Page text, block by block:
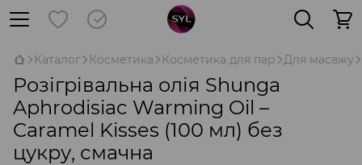
Каталог Косметика Косметика для пар Для масажу
Розігрівальна олія Shunga
Aphrodisiac Warming Oil –
Caramel Kisses (100 мл) без
цукру, смачна